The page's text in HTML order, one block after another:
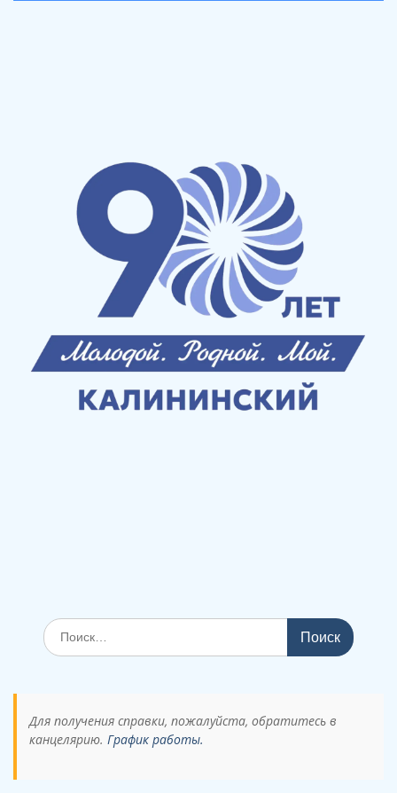
Поиск
по:
Для получения справки, пожалуйста, обратитесь в
канцелярию. График работы.